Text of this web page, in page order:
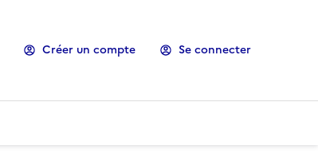
Créer un compte Se connecter